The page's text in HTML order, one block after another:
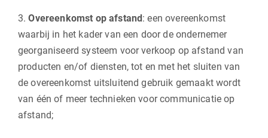
3.Overeenkomst op afstand: een overeenkomst
waarbij in het kader van een door de ondernemer
georganiseerd systeem voor verkoop op afstand van
producten en/of diensten, tot en met het sluiten van
de overeenkomst uitsluitend gebruik gemaakt wordt
van één of meer technieken voor communicatie op
afstand;